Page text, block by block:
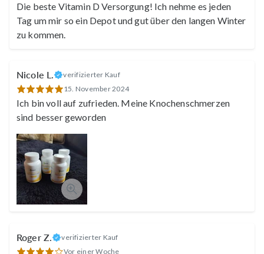
Die beste Vitamin D Versorgung! Ich nehme es jeden
Tag um mir so ein Depot und gut über den langen Winter
zu kommen.
Nicole L.
verifizierter Kauf
15. November 2024
Ich bin voll auf zufrieden. Meine Knochenschmerzen
sind besser geworden
Roger Z.
verifizierter Kauf
Vor einer Woche